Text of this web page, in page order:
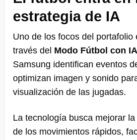
estrategia de IA
Uno de los focos del portafolio
través del Modo Fútbol con IA
Samsung identifican eventos
optimizan imagen y sonido
visualización de las jugadas.
La tecnología busca mejorar
de los movimientos rápidos,